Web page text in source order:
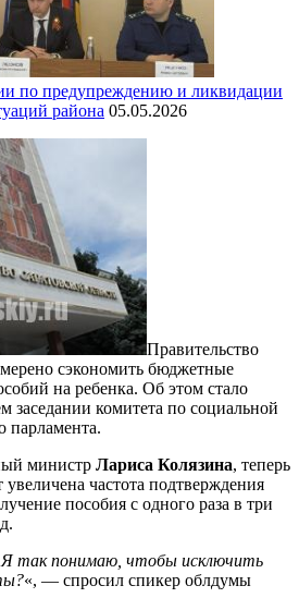
по предупреждению и ликвидации
района 05.05.2026
Правительство
сэкономить бюджетные
на ребенка. Об этом стало
заседании комитета по социальной
парламента.
министр Лариса Колязина, теперь
увеличена частота подтверждения
пособия с одного раза в три
Я так понимаю, чтобы исключить
«, — спросил спикер облдумы